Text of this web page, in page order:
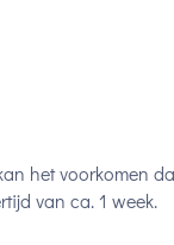
het voorkomen
van ca. 1 week.